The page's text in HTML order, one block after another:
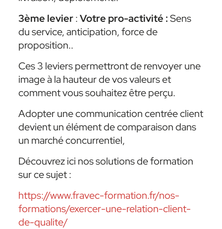
3ème levier:Votre pro-activité :Sens
du service, anticipation, force de
proposition..
Ces 3 leviers permettront de renvoyer une
image à la hauteur de vos valeurs et
comment vous souhaitez être perçu.
Adopter une communication centrée client
devient un élément de comparaison dans
un marché concurrentiel,
Découvrez ici nos solutions de formation
sur ce sujet :
https://www.fravec-formation.fr/nos-
formations/exercer-une-relation-client-
de-qualite/